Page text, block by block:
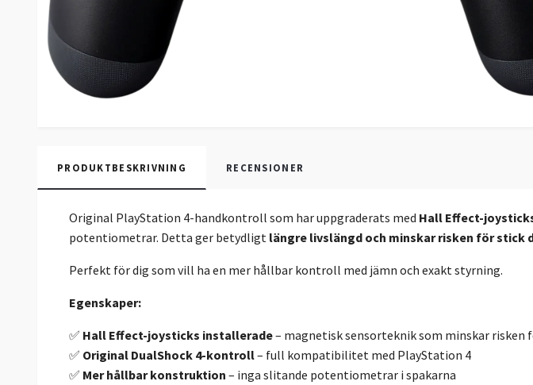
PRODUKTBESKRIVNING RECENSIONER
Original PlayStation 4-handkontroll som har uppgraderats med Hall Effect-
potentiometrar. Detta ger betydligt längre livslängd och minskar risken för stick
Perfekt för dig som vill ha en mer hållbar kontroll med jämn och exakt styrning.
Egenskaper:
✅ Hall Effect-joysticks installerade– magnetisk sensorteknik som minskar risken
✅ Original DualShock 4-kontroll– full kompatibilitet med PlayStation 4
✅ Mer hållbar konstruktion – inga slitande potentiometrar i spakarna